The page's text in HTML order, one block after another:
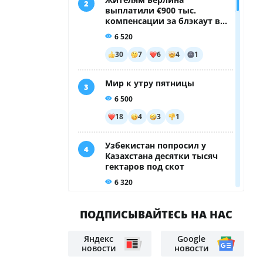
ПОДПИСЫВАЙТЕСЬ НА НАС
Яндекс
новости
Google
новости